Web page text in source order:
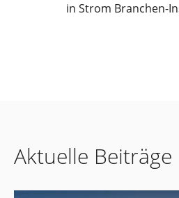
in Strom Branchen-
Aktuelle Beiträge